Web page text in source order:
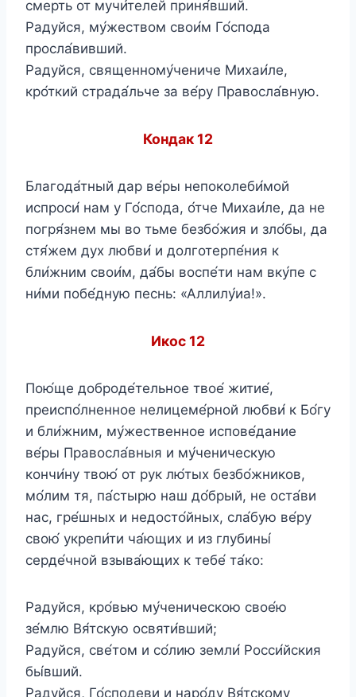
смерть от мучи́телей приня́вший.
Радуйся, му́жеством свои́м Го́спода
просла́вивший.
Радуйся, священному́чениче Михаи́ле,
кро́ткий страда́льче за ве́ру Правосла́вную.
Кондак 12
Благода́тный дар ве́ры непоколеби́мой
испроси́ нам у Го́спода, о́тче Михаи́ле, да не
погря́знем мы во тьме безбо́жия и зло́бы, да
стя́жем дух любви́ и долготерпе́ния к
бли́жним свои́м, да́бы воспе́ти нам вку́пе с
ни́ми побе́дную песнь: «Аллилу́иа!».
Икос 12
Пою́ще доброде́тельное твое́ житие́,
преиспо́лненное нелицеме́рной любви́ к Бо́гу
и бли́жним, му́жественное испове́дание
ве́ры Правосла́вныя и му́ченическую
кончи́ну твою́ от рук лю́тых безбо́жников,
мо́лим тя, па́стырю наш до́брый, не оста́ви
нас, гре́шных и недосто́йных, сла́бую ве́ру
свою́ укрепи́ти ча́ющих и из глубины́
серде́чной взыва́ющих к тебе́ та́ко:
Радуйся, кро́вью му́ченическою свое́ю
зе́млю Вя́тскую освяти́вший;
Радуйся, све́том и со́лию земли́ Росси́йския
бы́вший.
Радуйся, Го́сподеви и наро́ду Вя́тскому